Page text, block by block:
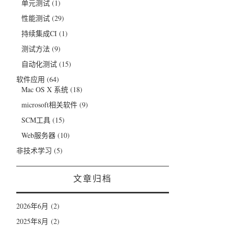
单元测试(1)
性能测试(29)
持续集成CI(1)
测试方法(9)
自动化测试(15)
软件应用 (64)
Mac OS X 系统(18)
microsoft相关软件(9)
SCM工具(15)
Web服务器(10)
非技术学习 (5)
文章归档
2026年6月 (2)
2025年8月 (2)